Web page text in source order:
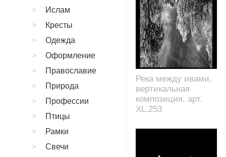
Река между ивами,
вертикальная
композиция, арт.
XL.253
Ислам
Кресты
Одежда
Оформление
Православие
Природа
Профессии
Птицы
Рамки
Свечи